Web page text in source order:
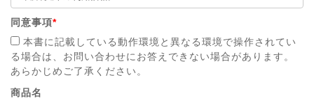
同意事項*
本書に記載している動作環境と異なる環境で操作されてい
る場合は、お問い合わせにお答えできない場合があります。
あらかじめご了承ください。
商品名